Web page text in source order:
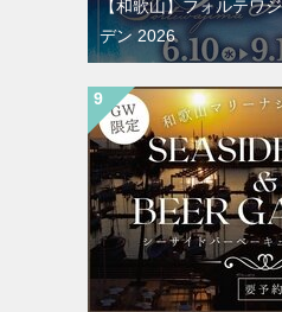
【和歌山】フォルテワ
デン 2026